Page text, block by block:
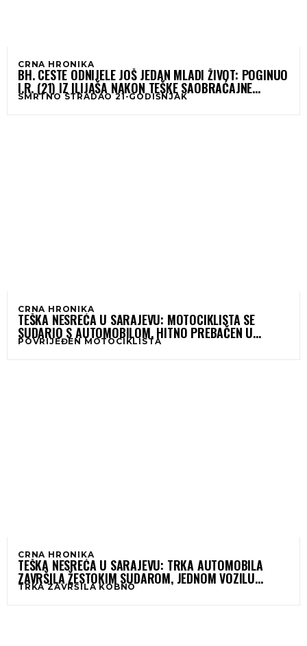
CRNA HRONIKA
BH. CESTE ODNIJELE JOŠ JEDAN MLADI ŽIVOT: POGINUO
I.R. (21) IZ ILIJAŠA NAKON TEŠKE SAOBRAĆAJNE
NESREĆE
SMRTNO STRADAO 21-GODIŠNJAK
CRNA HRONIKA
TEŠKA NESREĆA U SARAJEVU: MOTOCIKLISTA SE
SUDARIO S AUTOMOBILOM, HITNO PREBAČEN U
BOLNICU!
POVRIJEĐEN MOTOCIKLISTA
CRNA HRONIKA
TEŠKA NESREĆA U SARAJEVU: TRKA AUTOMOBILA
ZAVRŠILA ŽESTOKIM SUDAROM, JEDNOM VOZILU
OTPAO TOČAK
TRKA ZAVRŠILA KOBNO